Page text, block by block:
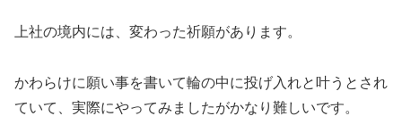
上社の境内には、変わった祈願があります。
かわらけに願い事を書いて輪の中に投げ入れと叶うとされ
ていて、実際にやってみましたがかなり難しいです。